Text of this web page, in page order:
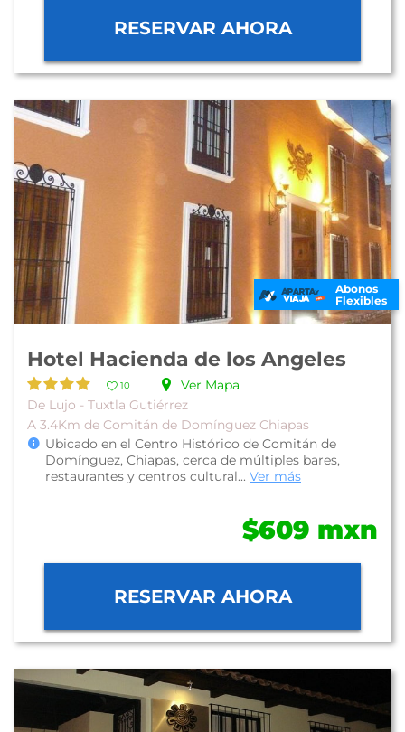
RESERVAR AHORA
Abonos
Flexibles
Hotel Hacienda de los Angeles
10
Ver Mapa
De Lujo - Tuxtla Gutiérrez
A 3.4Km de Comitán de Domínguez Chiapas
Ubicado en el Centro Histórico de Comitán de
Domínguez, Chiapas, cerca de múltiples bares,
restaurantes y centros cultural... Ver más
$609 mxn
RESERVAR AHORA